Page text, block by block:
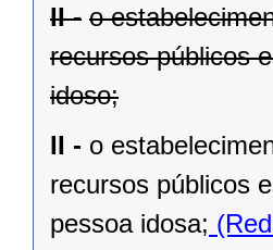
II - o
recursos públicos
idoso;
II - o
recursos públicos
pessoa idosa;